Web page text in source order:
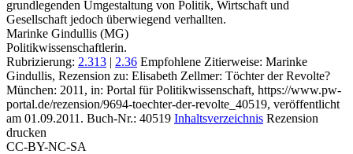
grundlegenden Umgestaltung von Politik, Wirtschaft und
Gesellschaft jedoch überwiegend verhallten.
Marinke Gindullis (MG)
Politikwissenschaftlerin.
Rubrizierung: 2.313 | 2.36 Empfohlene Zitierweise: Marinke
Gindullis, Rezension zu: Elisabeth Zellmer: Töchter der Revolte?
München: 2011, in: Portal für Politikwissenschaft, https://www.pw-
portal.de/rezension/9694-toechter-der-revolte_40519, veröffentlicht
am 01.09.2011. Buch-Nr.: 40519 Inhaltsverzeichnis Rezension
drucken
CC-BY-NC-SA